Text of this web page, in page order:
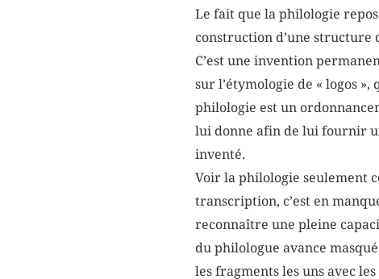
Le fait que la philologie
construction d’une structure
C’est une invention
sur l’étymologie de « logos
philologie est un
lui donne afin de lui fournir
inventé.
Voir la philologie seulement
transcription, c’est en
reconnaître une pleine
du philologue avance
les fragments les uns avec